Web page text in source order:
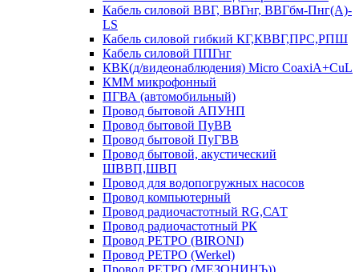
Кабель силовой ВВГ, ВВГнг, ВВГбм-Пнг(А)-
LS
Кабель силовой гибкий КГ,КВВГ,ПРС,РПШ
Кабель силовой ППГнг
КВК(д/видеонаблюдения) Micro CoaxiA+CuL
КММ микрофонный
ПГВА (автомобильный)
Провод бытовой АПУНП
Провод бытовой ПуВВ
Провод бытовой ПуГВВ
Провод бытовой, акустический
ШВВП,ШВП
Провод для водопогружных насосов
Провод компьютерный
Провод радиочастотный RG,САТ
Провод радиочастотный РК
Провод РЕТРО (BIRONI)
Провод РЕТРО (Werkel)